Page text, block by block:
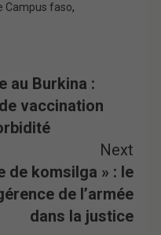
Campus faso,
au Burkina :
vaccination
Next
komsilga » : le
de l’armée
dans la justice